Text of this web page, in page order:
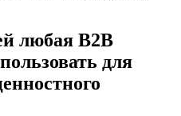
любая В2В
для